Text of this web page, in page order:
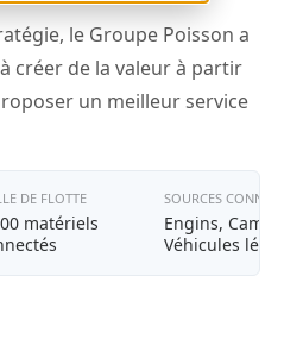
le Groupe Poisson a
créer de la valeur à partir
un meilleur service
DE FLOTTE
matériels
SOURCES
Engins,
Véhicules